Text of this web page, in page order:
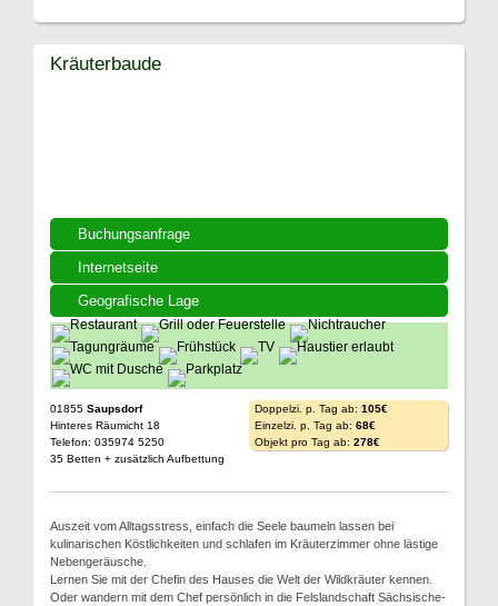
Buchungsanfrage
Internetseite
Geografische Lage
Kräuterbaude
01855 Saupsdorf
Hinteres Räumicht 18
Telefon: 035974 5250
35 Betten + zusätzlich Aufbettung
Doppelzi. p. Tag ab: 105€
Einzelzi. p. Tag ab: 68€
Objekt pro Tag ab: 278€
Auszeit vom Alltagsstress, einfach die Seele baumeln lassen bei
kulinarischen Köstlichkeiten und schlafen im Kräuterzimmer ohne lästige
Nebengeräusche.
Lernen Sie mit der Chefin des Hauses die Welt der Wildkräuter kennen.
Oder wandern mit dem Chef persönlich in die Felslandschaft Sächsische-